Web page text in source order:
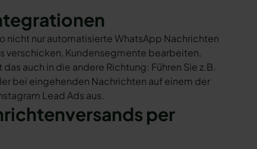
nicht nur automatisierte WhatsApp Nachrichten
verschicken, Kundensegmente bearbeiten,
auch in die andere Richtung: Führen Sie z.B.
bei eingehenden Nachrichten auf einem der
Lead Ads aus.
per